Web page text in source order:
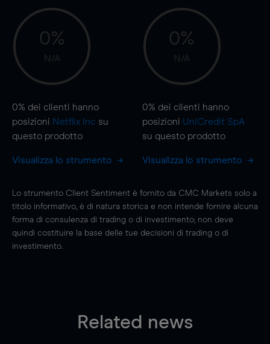
0%
N/A
0% dei clienti hanno
posizioni Netflix Inc su
questo prodotto
Visualizza lo strumento
0%
N/A
0% dei clienti hanno
posizioni UniCredit SpA
su questo prodotto
Visualizza lo strumento
Lo strumento Client Sentiment è fornito da CMC Markets solo a
titolo informativo, è di natura storica e non intende fornire alcuna
forma di consulenza di trading o di investimento; non deve
quindi costituire la base delle tue decisioni di trading o di
investimento.
Related news